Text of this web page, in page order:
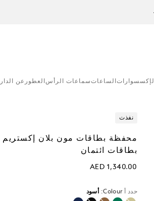
الإكسسوارات الساعاتسماعات الرأس العطور عن الدار
نفذت
بطاقات ائتمان
AED 1,340.00
حدد أColour: أسود